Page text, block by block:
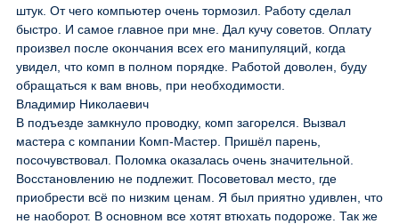
штук. От чего компьютер очень тормозил. Работу сделал
быстро. И самое главное при мне. Дал кучу советов. Оплату
произвел после окончания всех его манипуляций, когда
увидел, что комп в полном порядке. Работой доволен, буду
обращаться к вам вновь, при необходимости.
Владимир Николаевич
В подъезде замкнуло проводку, комп загорелся. Вызвал
мастера с компании Комп-Мастер. Пришёл парень,
посочувствовал. Поломка оказалась очень значительной.
Восстановлению не подлежит. Посоветовал место, где
приобрести всё по низким ценам. Я был приятно удивлен, что
не наоборот. В основном все хотят втюхать подороже. Так же